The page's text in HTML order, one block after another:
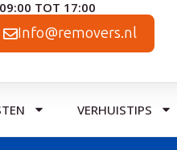
09:00 TOT 17:00
Info@removers.nl
VERHUISTIPS